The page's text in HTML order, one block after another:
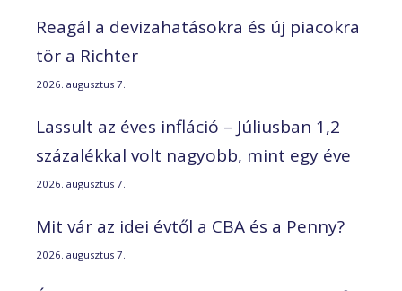
Reagál a devizahatásokra és új piacokra
tör a Richter
2026. augusztus 7.
Lassult az éves infláció – Júliusban 1,2
százalékkal volt nagyobb, mint egy éve
2026. augusztus 7.
Mit vár az idei évtől a CBA és a Penny?
2026. augusztus 7.